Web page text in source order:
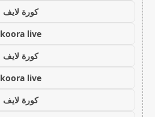
كورة لايف
koora live
كورة لايف
koora live
كورة لايف